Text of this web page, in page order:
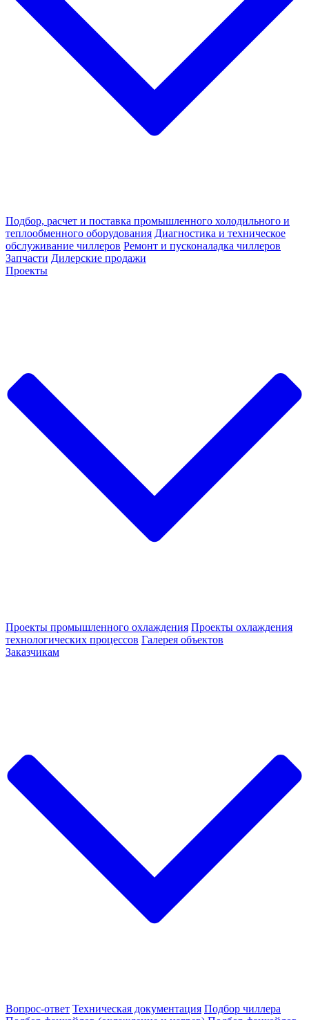
Подбор, расчет и поставка промышленного холодильного и
теплообменного оборудования Диагностика и техническое
обслуживание чиллеров Ремонт и пусконаладка чиллеров
Запчасти Дилерские продажи
Проекты
Проекты промышленного охлаждения Проекты охлаждения
технологических процессов Галерея объектов
Заказчикам
Вопрос-ответ Техническая документация Подбор чиллера